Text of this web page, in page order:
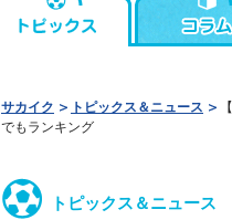
サカイク トピックス＆ニュース
でもランキング
トピックス＆ニュース